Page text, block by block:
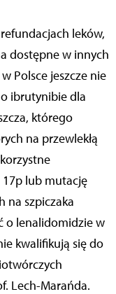
leków,
dostępne w innych
Polsce jeszcze nie
ibrutynibie dla
którego
na przewlekłą
lub mutację
na szpiczaka
o lenalidomidzie w
kwalifikują się do
Lech-Marańda.